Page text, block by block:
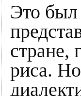
Это был
стране,
риса.